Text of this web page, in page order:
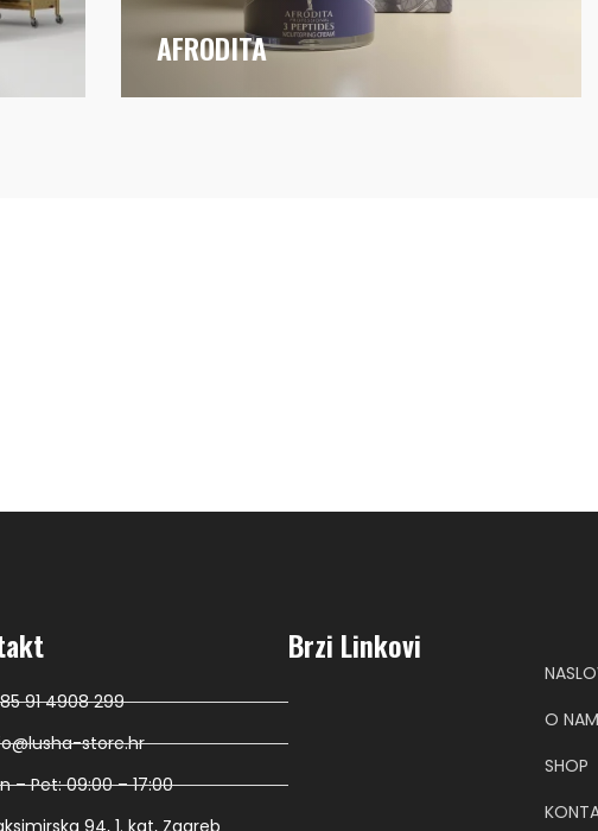
AFRODITA
91 4908 299
store.hr
– Pet: 09:00 – 17:00
94, 1. kat, Zagreb
Brzi Linkovi
O
SHOP